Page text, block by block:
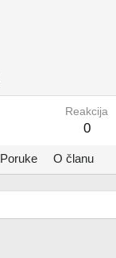
Reakcija
0
Poruke O članu